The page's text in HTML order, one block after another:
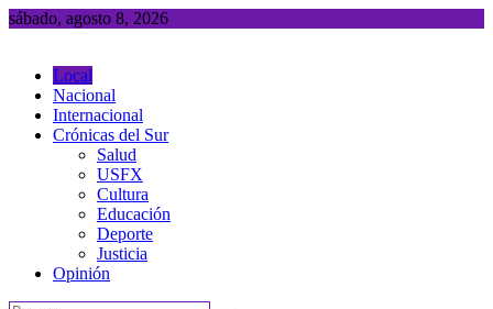
Saltar
sábado, agosto 8, 2026
Local
Nacional
Internacional
Crónicas del Sur
Salud
USFX
Cultura
Educación
Deporte
Justicia
Opinión